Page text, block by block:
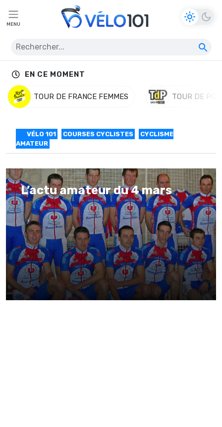
MENU
EN CE MOMENT
TOUR DE FRANCE FEMMES TOUR DE
VÉLO 101 COURSES CYCLISTES
CYCLISME
AMATEUR
L’actu amateur du 4 mars